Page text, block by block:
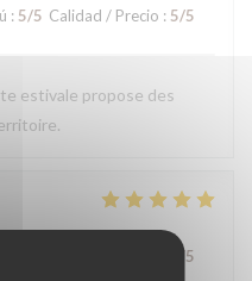
: 5/5 Calidad / Precio : 5/5
estivale propose des
/5